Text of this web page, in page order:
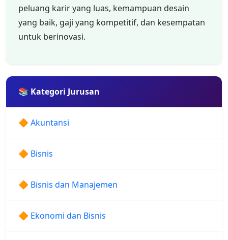
peluang karir yang luas, kemampuan desain
yang baik, gaji yang kompetitif, dan kesempatan
untuk berinovasi.
📚 Kategori Jurusan
🔶 Akuntansi
🔶 Bisnis
🔶 Bisnis dan Manajemen
🔶 Ekonomi dan Bisnis